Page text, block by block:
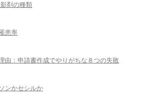
剤の種類
患率
由：申請書作成でやりがちな８つの失敗
ンかセシルか